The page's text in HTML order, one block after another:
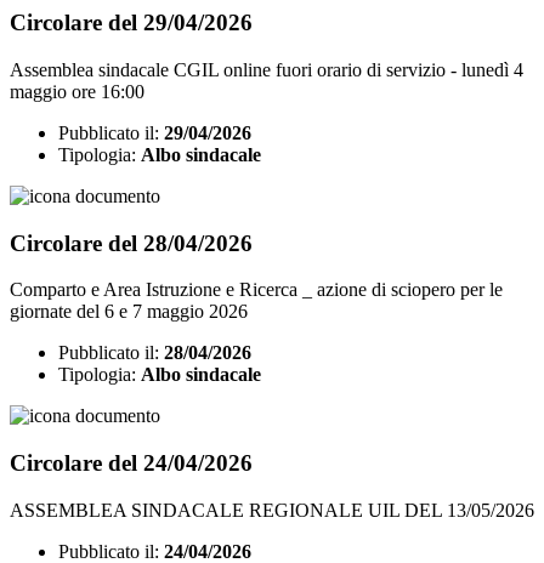
Circolare del 29/04/2026
Assemblea sindacale CGIL online fuori orario di servizio - lunedì 4
maggio ore 16:00
Pubblicato il: 29/04/2026
Tipologia: Albo sindacale
Circolare del 28/04/2026
Comparto e Area Istruzione e Ricerca _ azione di sciopero per le
giornate del 6 e 7 maggio 2026
Pubblicato il: 28/04/2026
Tipologia: Albo sindacale
Circolare del 24/04/2026
ASSEMBLEA SINDACALE REGIONALE UIL DEL 13/05/2026
Pubblicato il: 24/04/2026